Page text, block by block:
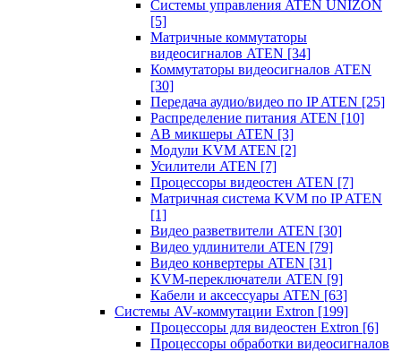
Системы управления ATEN UNIZON
[5]
Матричные коммутаторы
видеосигналов ATEN [34]
Коммутаторы видеосигналов ATEN
[30]
Передача аудио/видео по IP ATEN [25]
Распределение питания ATEN [10]
АВ микшеры ATEN [3]
Модули KVM ATEN [2]
Усилители ATEN [7]
Процессоры видеостен ATEN [7]
Матричная система KVM по IP ATEN
[1]
Видео разветвители ATEN [30]
Видео удлинители ATEN [79]
Видео конвертеры ATEN [31]
KVM-переключатели ATEN [9]
Кабели и аксессуары ATEN [63]
Системы AV-коммутации Extron [199]
Процессоры для видеостен Extron [6]
Процессоры обработки видеосигналов